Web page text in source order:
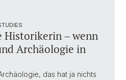
Historikerin – wenn
Archäologie in
das hat ja nichts